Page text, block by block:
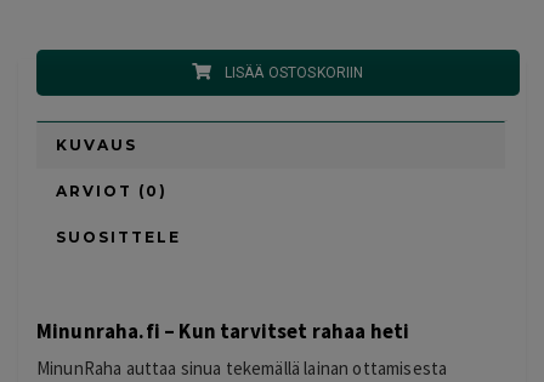
LISÄÄ OSTOSKORIIN
KUVAUS
ARVIOT (0)
SUOSITTELE
Minunraha.fi – Kun tarvitset rahaa heti
MinunRaha auttaa sinua tekemällä lainan ottamisesta